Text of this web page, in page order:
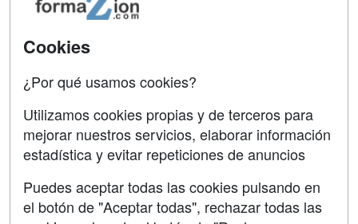
Acceso Usuarios
Acceso Centros
Contactar
Confidencialidad
Aviso legal
Copyleft
Cookies
¿Por qué usamos cookies?
Utilizamos cookies propias y de terceros para
mejorar nuestros servicios, elaborar información
estadística y evitar repeticiones de anuncios
Puedes aceptar todas las cookies pulsando en
el botón de "Aceptar todas", rechazar todas las